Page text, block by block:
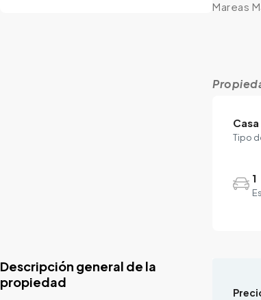
Mareas
Casa
Tipo
1
Descripción general de la
propiedad